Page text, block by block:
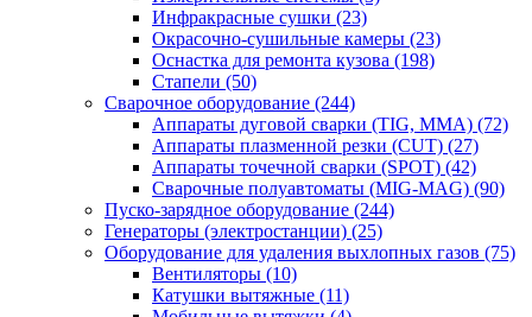
Инфракрасные сушки (23)
Окрасочно-сушильные камеры (23)
Оснастка для ремонта кузова (198)
Стапели (50)
Сварочное оборудование (244)
Аппараты дуговой сварки (TIG, MMA) (72)
Аппараты плазменной резки (CUT) (27)
Аппараты точечной сварки (SPOT) (42)
Сварочные полуавтоматы (MIG-MAG) (90)
Пуско-зарядное оборудование (244)
Генераторы (электростанции) (25)
Оборудование для удаления выхлопных газов (75)
Вентиляторы (10)
Катушки вытяжные (11)